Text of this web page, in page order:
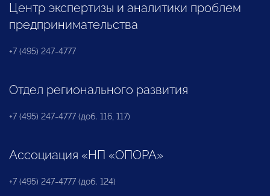
Центр экспертизы и аналитики проблем
предпринимательства
+7 (495) 247-4777
Отдел регионального развития
+7 (495) 247-4777 (доб. 116, 117)
Ассоциация «НП «ОПОРА»
+7 (495) 247-4777 (доб. 124)